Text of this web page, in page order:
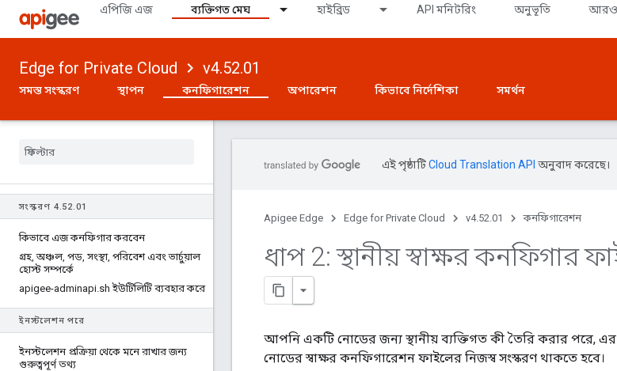
এপিজি এজ ব্যক্তিগত মেঘ হাইব্রিড API মনিটরিং অনুভূতি আরও
Edge for Private Cloud v4.52.01
সমস্ত সংস্করণ স্থাপন কনফিগারেশন অপারেশন কিভাবে নির্দেশিকা সমর্থন
সংস্করণ 4.52.01
কিভাবে এজ কনফিগার করবেন
গ্রহ, অঞ্চল, পড, সংস্থা, পরিবেশ এবং ভার্চুয়াল
হোস্ট সম্পর্কে
apigee-adminapi.sh ইউটিলিটি ব্যবহার করে
ইনস্টলেশন পরে
ইনস্টলেশন প্রক্রিয়া থেকে মনে রাখার জন্য
গুরুত্বপূর্ণ তথ্য
এই পৃষ্ঠাটিCloud Translation API অনুবাদ করেছে।
Apigee Edge Edge for Private Cloud v4.52.01 কনফিগারেশন
ধাপ 2: স্থানীয় স্বাক্ষর কনফিগার
আপনি একটি নোডের জন্য স্থানীয় ব্যক্তিগত কী তৈরি করার পরে,
নোডের স্বাক্ষর কনফিগারেশন ফাইলের নিজস্ব সংস্করণ থাকতে হবে।